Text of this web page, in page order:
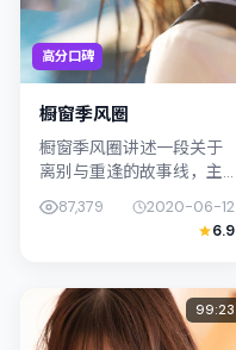
高分口碑
橱窗季风圈
橱窗季风圈讲述一段关于
离别与重逢的故事线，主
线围绕传记展开。影片由
滨口龙介掌舵，宋康昊、
染谷将太联合出演；外景
密结合，摄影...
87,379
2020-06-12
6.9
99:23